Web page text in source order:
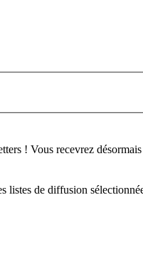
! Vous recevrez désormais
listes de diffusion